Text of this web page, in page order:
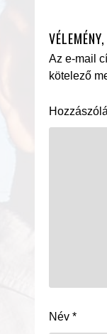
Az e-mail
kötelező
Név *